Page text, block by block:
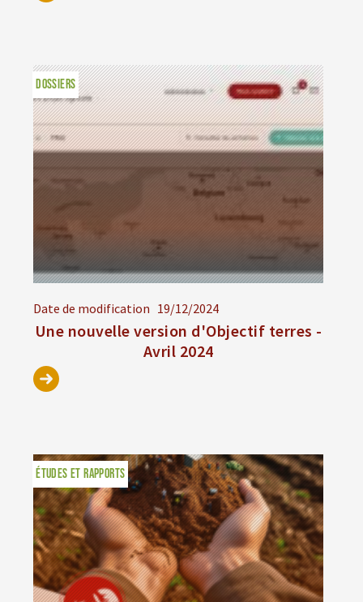
Date de modification 19/12/2024
Une nouvelle version d'Objectif terres -
Avril 2024
DOSSIERS
ÉTUDES ET RAPPORTS